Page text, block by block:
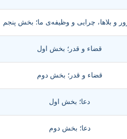
و بلاها، چرایی و وظیفه‌ی ما؛ بخش پنجم
قضاء و قدر؛ بخش اول
قضاء و قدر؛ بخش دوم
دعا؛ بخش اول
دعا؛ بخش دوم